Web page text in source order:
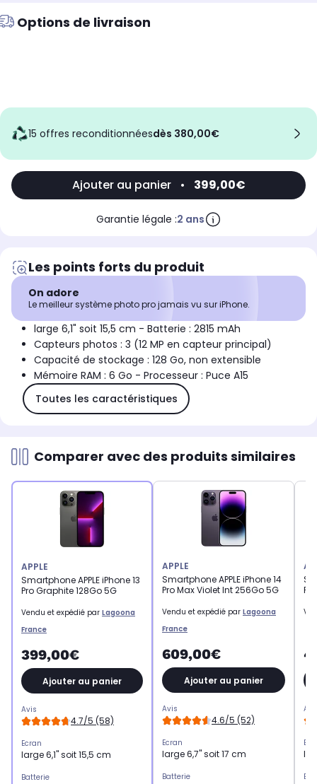
Options de livraison
15 offres reconditionnées dès 380,00€
Ajouter au panier • 399,00€
Garantie légale :2 ans
Les points forts du produit
On adore
Le meilleur système photo pro jamais vu sur iPhone.
large 6,1" soit 15,5 cm - Batterie : 2815 mAh
Capteurs photos : 3 (12 MP en capteur principal)
Capacité de stockage : 128 Go, non extensible
Mémoire RAM : 6 Go - Processeur : Puce A15
Toutes les caractéristiques
Comparer avec des produits similaires
APPLE
Smartphone APPLE iPhone 13
Pro Graphite 128Go 5G
Vendu et expédié par Lagoona
France
399,00€
Ajouter au panier
Avis
4.7/5 (58)
Ecran
large 6,1" soit 15,5 cm
Batterie
APPLE
Smartphone APPLE iPhone 14
Pro Max Violet Int 256Go 5G
Vendu et expédié par Lagoona
France
609,00€
Ajouter au panier
Avis
4.6/5 (52)
Ecran
large 6,7" soit 17 cm
Batterie